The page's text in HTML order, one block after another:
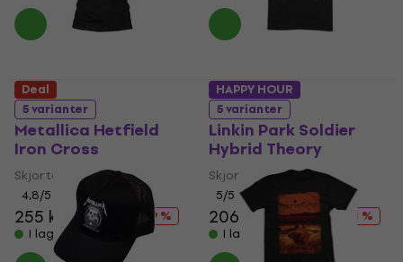
5 varianter
Metallica Hetfield
Iron Cross
Skjorta
4,8/5
255 kr 313 kr
- 19 %
I lager för E-shop
5 varianter
Linkin Park Soldier
Hybrid Theory
Skjorta
5/5
206 kr252 kr
- 18 %
I lager för E-shop
Deal HAPPY HOUR